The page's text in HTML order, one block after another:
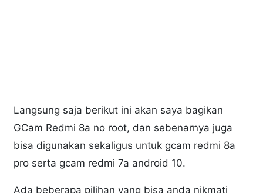
Langsung saja berikut ini akan saya bagikan
GCam Redmi 8a no root, dan sebenarnya juga
bisa digunakan sekaligus untuk gcam redmi 8a
pro serta gcam redmi 7a android 10.
Ada beberapa pilihan yang bisa anda nikmati